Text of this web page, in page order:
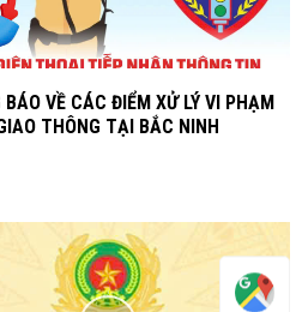
BÁO VỀ CÁC ĐIỂM XỬ LÝ VI PHẠM
THÔNG TẠI BẮC NINH